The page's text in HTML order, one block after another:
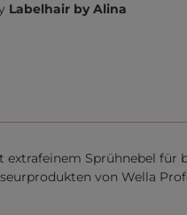
Labelhair by Alina
Sprühnebel für
von Wella